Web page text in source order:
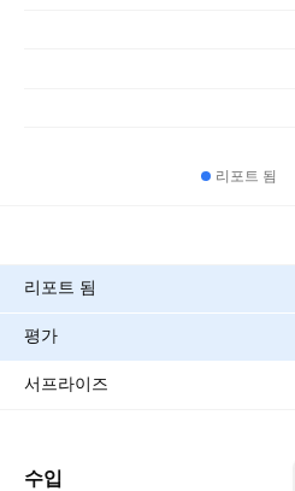
리포트 됨
리포트 됨
평가
서프라이즈
수입